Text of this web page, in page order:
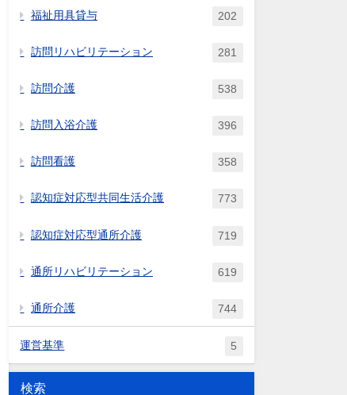
福祉用具貸与 202
訪問リハビリテーション 281
訪問介護 538
訪問入浴介護 396
訪問看護 358
認知症対応型共同生活介護 773
認知症対応型通所介護 719
通所リハビリテーション 619
通所介護 744
運営基準 5
検索